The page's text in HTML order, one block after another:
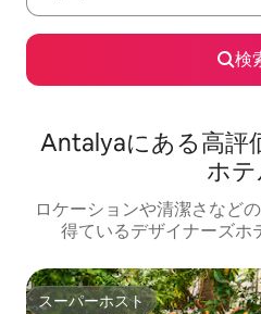
検
Antalyaにある高⁠評⁠
ホ⁠
ロケーションや清⁠潔⁠さ⁠な⁠ど⁠
得⁠て⁠い⁠るデ⁠ザ⁠イ⁠ナ⁠ー⁠ズホ⁠
スーパーホスト